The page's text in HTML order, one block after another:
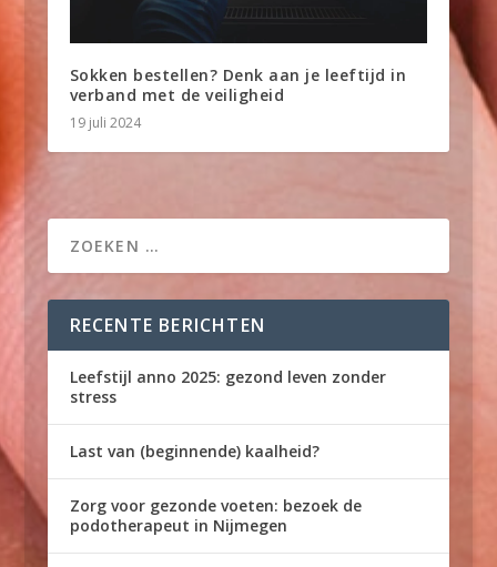
Sokken bestellen? Denk aan je leeftijd in
verband met de veiligheid
19 juli 2024
RECENTE BERICHTEN
Leefstijl anno 2025: gezond leven zonder
stress
Last van (beginnende) kaalheid?
Zorg voor gezonde voeten: bezoek de
podotherapeut in Nijmegen